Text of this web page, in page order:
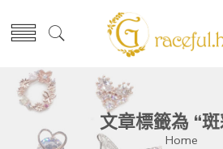
文章標籤為 “
Home